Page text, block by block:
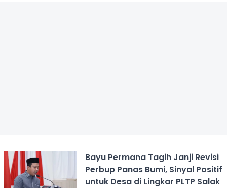
Bayu Permana Tagih Janji Revisi
Perbup Panas Bumi, Sinyal Positif
untuk Desa di Lingkar PLTP Salak